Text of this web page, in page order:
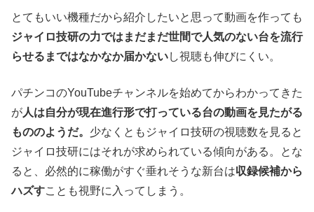
とてもいい機種だから紹介したいと思って動画を作っても
ジャイロ技研の力ではまだまだ世間で人気のない台を流行
らせるまではなかなか届かないし視聴も伸びにくい。
パチンコのYouTubeチャンネルを始めてからわかってきた
が人は自分が現在進行形で打っている台の動画を見たがる
もののようだ。 少なくともジャイロ技研の視聴数を見ると
ジャイロ技研にはそれが求められている傾向がある。とな
ると、必然的に稼働がすぐ垂れそうな新台は収録候補から
ハズすことも視野に入ってしまう。